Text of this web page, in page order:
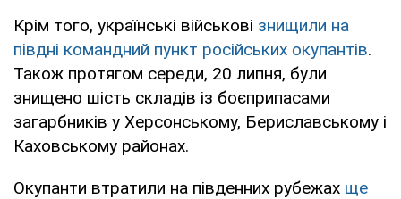
Крім того, українські військові знищили на
півдні командний пункт російських окупантів.
Також протягом середи, 20 липня, були
знищено шість складів із боєприпасами
загарбників у Херсонському, Бериславському і
Каховському районах.
Окупанти втратили на південних рубежах ще